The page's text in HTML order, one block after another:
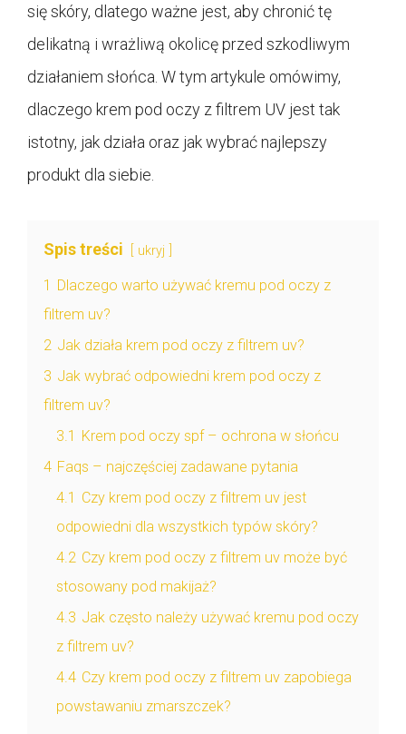
się skóry, dlatego ważne jest, aby chronić tę
delikatną i wrażliwą okolicę przed szkodliwym
działaniem słońca. W tym artykule omówimy,
dlaczego krem pod oczy z filtrem UV jest tak
istotny, jak działa oraz jak wybrać najlepszy
produkt dla siebie.
Spis treści ukryj
1 Dlaczego warto używać kremu pod oczy z
filtrem uv?
2 Jak działa krem pod oczy z filtrem uv?
3 Jak wybrać odpowiedni krem pod oczy z
filtrem uv?
3.1 Krem pod oczy spf – ochrona w słońcu
4 Faqs – najczęściej zadawane pytania
4.1 Czy krem pod oczy z filtrem uv jest
odpowiedni dla wszystkich typów skóry?
4.2 Czy krem pod oczy z filtrem uv może być
stosowany pod makijaż?
4.3 Jak często należy używać kremu pod oczy
z filtrem uv?
4.4 Czy krem pod oczy z filtrem uv zapobiega
powstawaniu zmarszczek?